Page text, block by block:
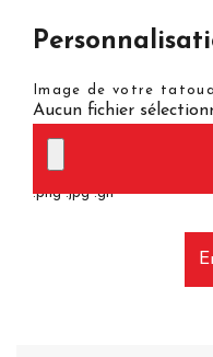
Image de votre
Aucun fichier
.png .jpg .gif